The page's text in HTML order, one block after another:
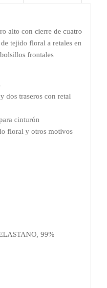
alto con cierre de cuatro
tejido floral a retales en
frontales
dos traseros con retal
cinturón
floral y otros motivos
99%